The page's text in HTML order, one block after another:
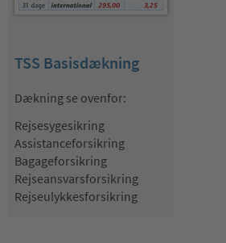
TSS Basisdækning
Dækning se ovenfor:
Rejsesygesikring
Assistanceforsikring
Bagageforsikring
Rejseansvarsforsikring
Rejseulykkesforsikring